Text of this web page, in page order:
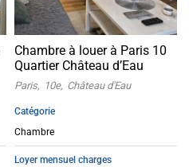
Chambre à louer à Paris 10
Quartier Château d’Eau
Paris 10e Château d'Eau
Catégorie
Chambre
Loyer mensuel charges